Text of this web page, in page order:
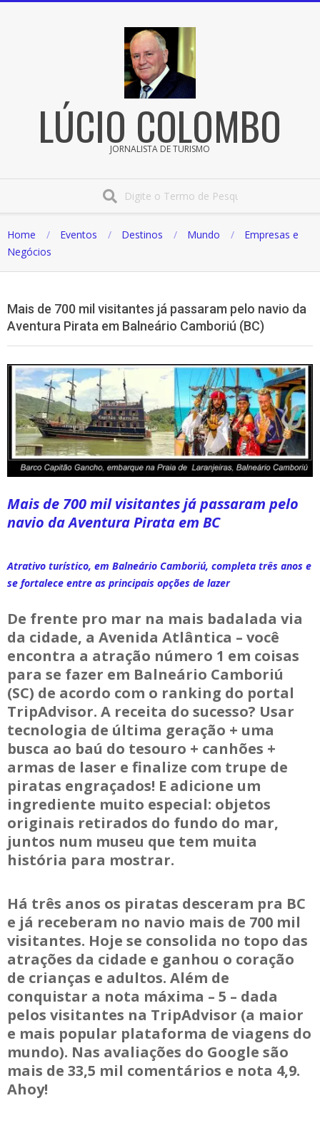
LÚCIO COLOMBO
JORNALISTA DE TURISMO
Home Eventos Destinos Mundo
Empresas e
Negócios
Mais de 700 mil visitantes já passaram pelo navio da
Aventura Pirata em Balneário Camboriú (BC)
Mais de 700 mil visitantes já passaram pelo
navio da Aventura Pirata em BC
Atrativo turístico, em Balneário Camboriú, completa três anos e
se fortalece entre as principais opções de lazer
De frente pro mar na mais badalada via
da cidade, a Avenida Atlântica – você
encontra a atração número 1 em coisas
para se fazer em Balneário Camboriú
(SC) de acordo com o ranking do portal
TripAdvisor. A receita do sucesso? Usar
tecnologia de última geração + uma
busca ao baú do tesouro + canhões +
armas de laser e finalize com trupe de
piratas engraçados! E adicione um
ingrediente muito especial: objetos
originais retirados do fundo do mar,
juntos num museu que tem muita
história para mostrar.
Há três anos os piratas desceram pra BC
e já receberam no navio mais de 700 mil
visitantes. Hoje se consolida no topo das
atrações da cidade e ganhou o coração
de crianças e adultos. Além de
conquistar a nota máxima – 5 – dada
pelos visitantes na TripAdvisor (a maior
e mais popular plataforma de viagens do
mundo). Nas avaliações do Google são
mais de 33,5 mil comentários e nota 4,9.
Ahoy!